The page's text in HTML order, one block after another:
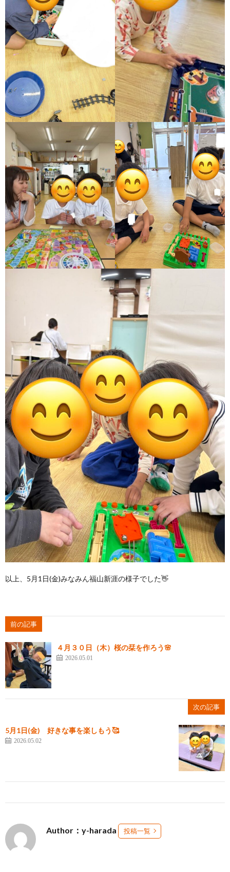
以上、5月1日(金)みなみん福山新涯の様子でした👋
前の記事
４月３０日（木）桜の栞を作ろう🌸
2026.05.01
次の記事
5月1日(金) 好きな事を楽しもう🥰
2026.05.02
Author：y-harada 投稿一覧